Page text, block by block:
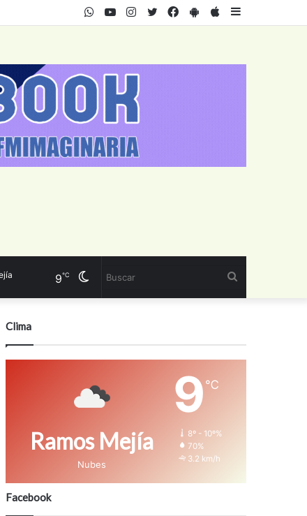
AppStore
PlayStore
Facebook
Twitter
Instagram
Youtube
WhatsApp
Cambiar
9℃
Clima
Ramos Mejía
Nubes
9 ℃
8º - 10º%
70%
3.2 km/h
Facebook